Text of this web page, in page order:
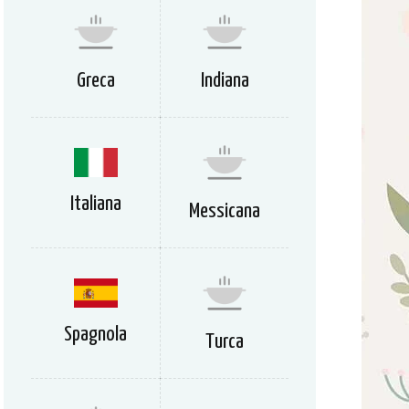
Greca Indiana
Italiana Messicana
Spagnola Turca